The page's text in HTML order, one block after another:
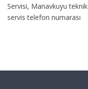
Servisi, Manavkuyu
servis telefon numarası